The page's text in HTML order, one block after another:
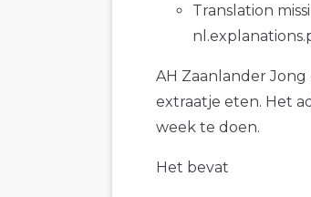
Translation
AH Zaanlander
extraatje eten. Het
week te doen.
Het bevat